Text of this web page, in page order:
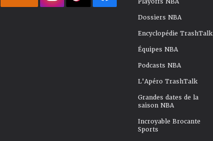
Dossiers NBA
Encyclopédie TrashTalk
Équipes NBA
Podcasts NBA
L'Apéro TrashTalk
Grandes dates de la
saison NBA
Incroyable Brocante
Sports